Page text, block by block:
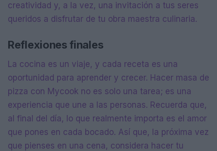
creatividad y, a la vez, una invitación a tus seres
queridos a disfrutar de tu obra maestra culinaria.
Reflexiones finales
La cocina es un viaje, y cada receta es una
oportunidad para aprender y crecer. Hacer masa de
pizza con Mycook no es solo una tarea; es una
experiencia que une a las personas. Recuerda que,
al final del día, lo que realmente importa es el amor
que pones en cada bocado. Así que, la próxima vez
que pienses en una cena, considera hacer tu